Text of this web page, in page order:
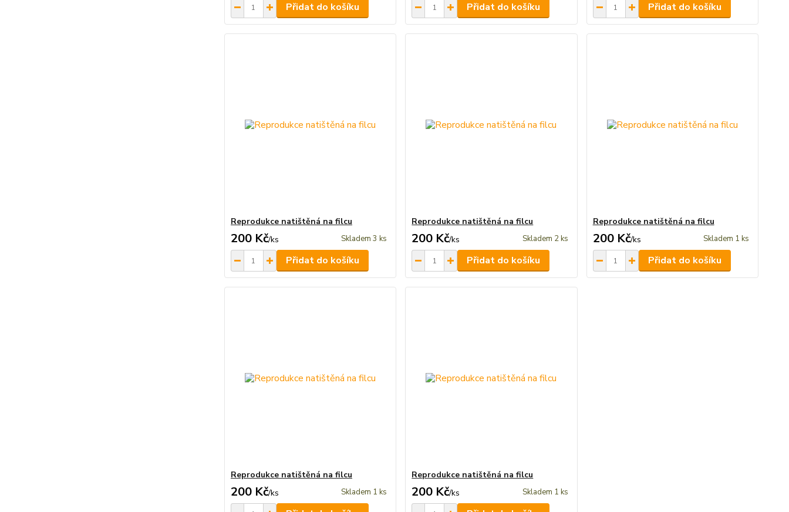
Přidat do košíku Přidat do košíku Přidat do košíku
Reprodukce natištěná na filcu
200 Kč/ks Skladem 3 ks
Přidat do košíku
Reprodukce natištěná na filcu
200 Kč/ks Skladem 2 ks
Přidat do košíku
Reprodukce natištěná na filcu
200 Kč/ks Skladem 1 ks
Přidat do košíku
Reprodukce natištěná na filcu
200 Kč/ks Skladem 1 ks
Reprodukce natištěná na filcu
200 Kč/ks Skladem 1 ks